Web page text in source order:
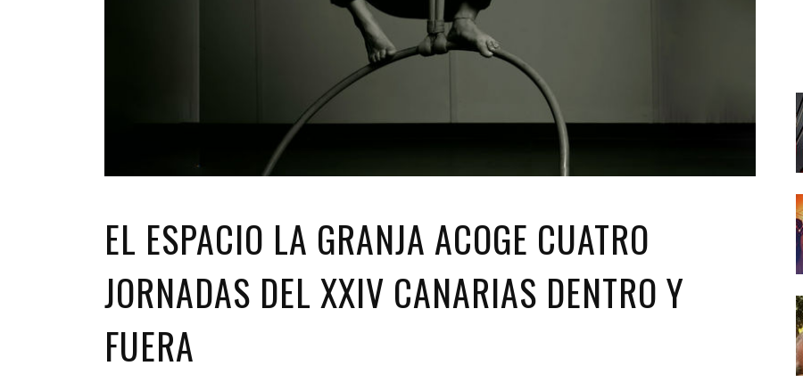
EL ESPACIO LA GRANJA ACOGE CUATRO
JORNADAS DEL XXIV CANARIAS DENTRO Y
FUERA